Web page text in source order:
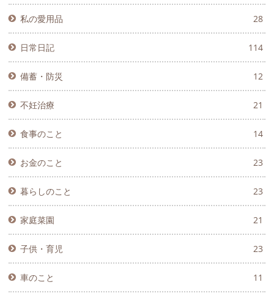
私の愛用品 28
日常日記 114
備蓄・防災 12
不妊治療 21
食事のこと 14
お金のこと 23
暮らしのこと 23
家庭菜園 21
子供・育児 23
車のこと 11